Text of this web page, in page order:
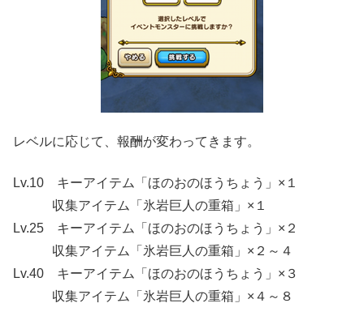
レベルに応じて、報酬が変わってきます。
Lv.10 キーアイテム「ほのおのほうちょう」×１
収集アイテム「氷岩巨人の重箱」×１
Lv.25 キーアイテム「ほのおのほうちょう」×２
収集アイテム「氷岩巨人の重箱」×２～４
Lv.40 キーアイテム「ほのおのほうちょう」×３
収集アイテム「氷岩巨人の重箱」×４～８